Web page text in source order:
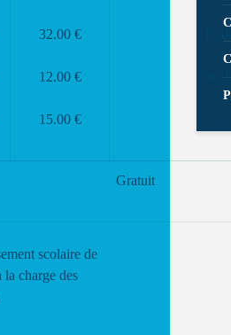
32.00 €
12.00 €
15.00 €
Gratuit
scolaire de
charge des